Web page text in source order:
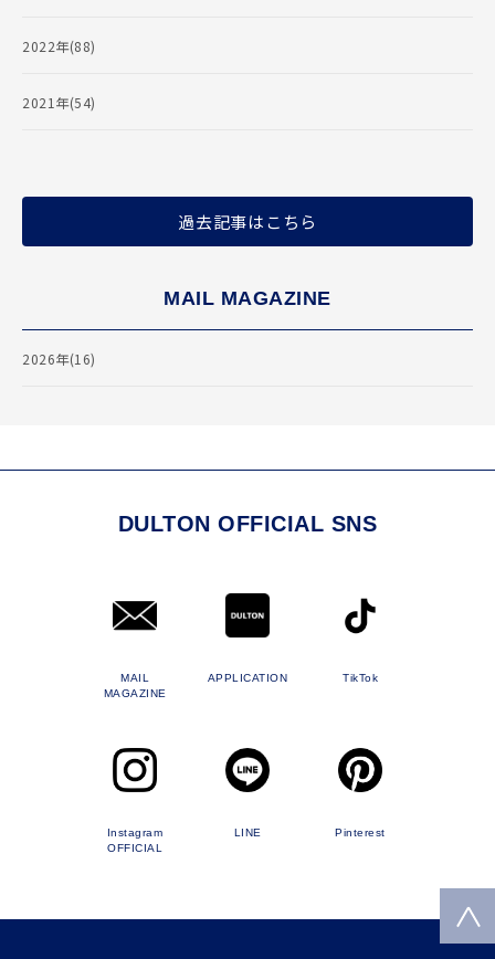
2022年(88)
2021年(54)
過去記事はこちら
MAIL MAGAZINE
2026年(16)
DULTON OFFICIAL SNS
MAIL
MAGAZINE
APPLICATION TikTok
Instagram
OFFICIAL
LINE Pinterest